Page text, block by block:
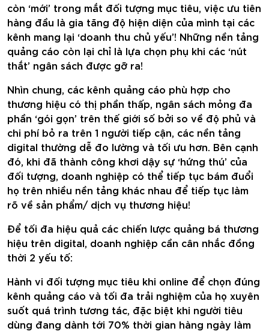
còn ‘mới’ trong mắt đối tượng mục tiêu, việc ưu tiên
hàng đầu là gia tăng độ hiện diện của mình tại các
kênh mang lại ‘doanh thu chủ yếu’! Những nền tảng
quảng cáo còn lại chỉ là lựa chọn phụ khi các ‘nút
thắt’ ngân sách được gỡ ra!
Nhìn chung, các kênh quảng cáo phù hợp cho
thương hiệu có thị phần thấp, ngân sách mỏng đa
phần ‘gói gọn’ trên thế giới số bởi so về độ phủ và
chi phí bỏ ra trên 1 người tiếp cận, các nền tảng
digital thường dễ đo lường và tối ưu hơn. Bên cạnh
đó, khi đã thành công khơi dậy sự ‘hứng thú’ của
đối tượng, doanh nghiệp có thể tiếp tục bám đuổi
họ trên nhiều nền tảng khác nhau để tiếp tục làm
rõ về sản phẩm/ dịch vụ thương hiệu!
Để tối đa hiệu quả các chiến lược quảng bá thương
hiệu trên digital, doanh nghiệp cần cân nhắc đồng
thời 2 yếu tố:
Hành vi đối tượng mục tiêu khi online để chọn đúng
kênh quảng cáo và tối đa trải nghiệm của họ xuyên
suốt quá trình tương tác, đặc biệt khi người tiêu
dùng đang dành tới 70% thời gian hàng ngày làm